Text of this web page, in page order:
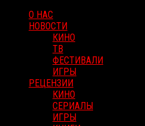
О НАС
НОВОСТИ
КИНО
ТВ
ФЕСТИВАЛИ
ИГРЫ
РЕЦЕНЗИИ
КИНО
СЕРИАЛЫ
ИГРЫ